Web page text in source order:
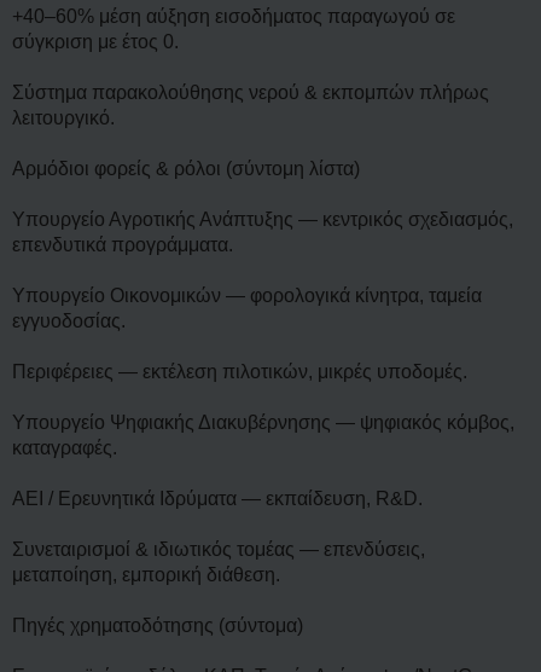
+40–60% μέση αύξηση εισοδήματος παραγωγού σε
σύγκριση με έτος 0.
Σύστημα παρακολούθησης νερού & εκπομπών πλήρως
λειτουργικό.
Αρμόδιοι φορείς & ρόλοι (σύντομη λίστα)
Υπουργείο Αγροτικής Ανάπτυξης — κεντρικός σχεδιασμός,
επενδυτικά προγράμματα.
Υπουργείο Οικονομικών — φορολογικά κίνητρα, ταμεία
εγγυοδοσίας.
Περιφέρειες — εκτέλεση πιλοτικών, μικρές υποδομές.
Υπουργείο Ψηφιακής Διακυβέρνησης — ψηφιακός κόμβος,
καταγραφές.
ΑΕΙ / Ερευνητικά Ιδρύματα — εκπαίδευση, R&D.
Συνεταιρισμοί & ιδιωτικός τομέας — επενδύσεις,
μεταποίηση, εμπορική διάθεση.
Πηγές χρηματοδότησης (σύντομα)